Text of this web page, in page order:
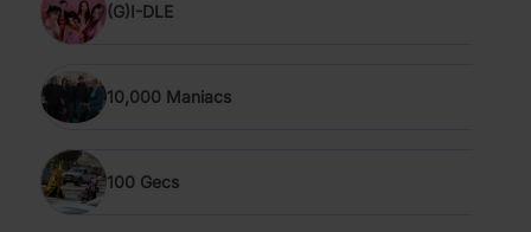
(G)I-DLE
10,000 Maniacs
100 Gecs